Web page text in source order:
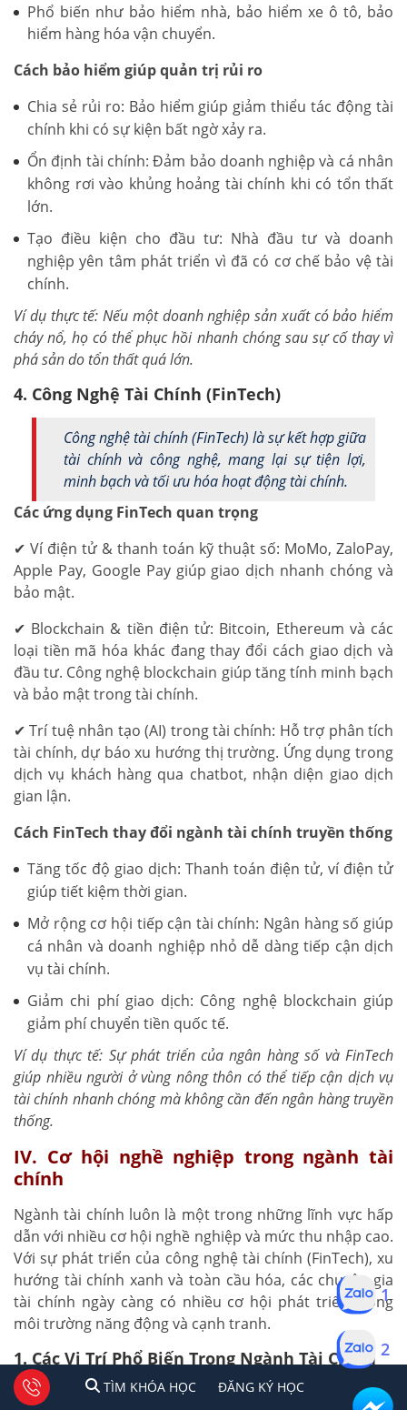
Phổ biến như bảo hiểm nhà, bảo hiểm xe ô tô, bảo
hiểm hàng hóa vận chuyển.
Cách bảo hiểm giúp quản trị rủi ro
Chia sẻ rủi ro: Bảo hiểm giúp giảm thiểu tác động tài
chính khi có sự kiện bất ngờ xảy ra.
Ổn định tài chính: Đảm bảo doanh nghiệp và cá nhân
không rơi vào khủng hoảng tài chính khi có tổn thất
lớn.
Tạo điều kiện cho đầu tư: Nhà đầu tư và doanh
nghiệp yên tâm phát triển vì đã có cơ chế bảo vệ tài
chính.
Ví dụ thực tế: Nếu một doanh nghiệp sản xuất có bảo hiểm
cháy nổ, họ có thể phục hồi nhanh chóng sau sự cố thay vì
phá sản do tổn thất quá lớn.
4. Công Nghệ Tài Chính (FinTech)
Công nghệ tài chính (FinTech) là sự kết hợp giữa
tài chính và công nghệ, mang lại sự tiện lợi,
minh bạch và tối ưu hóa hoạt động tài chính.
Các ứng dụng FinTech quan trọng
✔ Ví điện tử & thanh toán kỹ thuật số: MoMo, ZaloPay,
Apple Pay, Google Pay giúp giao dịch nhanh chóng và
bảo mật.
✔ Blockchain & tiền điện tử: Bitcoin, Ethereum và các
loại tiền mã hóa khác đang thay đổi cách giao dịch và
đầu tư. Công nghệ blockchain giúp tăng tính minh bạch
và bảo mật trong tài chính.
✔ Trí tuệ nhân tạo (AI) trong tài chính: Hỗ trợ phân tích
tài chính, dự báo xu hướng thị trường. Ứng dụng trong
dịch vụ khách hàng qua chatbot, nhận diện giao dịch
gian lận.
Cách FinTech thay đổi ngành tài chính truyền thống
Tăng tốc độ giao dịch: Thanh toán điện tử, ví điện tử
giúp tiết kiệm thời gian.
Mở rộng cơ hội tiếp cận tài chính: Ngân hàng số giúp
cá nhân và doanh nghiệp nhỏ dễ dàng tiếp cận dịch
vụ tài chính.
Giảm chi phí giao dịch: Công nghệ blockchain giúp
giảm phí chuyển tiền quốc tế.
Ví dụ thực tế: Sự phát triển của ngân hàng số và FinTech
giúp nhiều người ở vùng nông thôn có thể tiếp cận dịch vụ
tài chính nhanh chóng mà không cần đến ngân hàng truyền
thống.
IV. Cơ hội nghề nghiệp trong ngành tài
chính
Ngành tài chính luôn là một trong những lĩnh vực hấp
dẫn với nhiều cơ hội nghề nghiệp và mức thu nhập cao.
Với sự phát triển của công nghệ tài chính (FinTech), xu
hướng tài chính xanh và toàn cầu hóa, các chuyên gia
tài chính ngày càng có nhiều cơ hội phát triển trong
môi trường năng động và cạnh tranh.
1. Các Vị Trí Phổ Biến Trong Ngành Tài Chính
Ngành tài chính bao gồm nhiều vị trí quan trọng, phù
TÌM KHÓA HỌC ĐĂNG KÍ HỌC
1 2 Tư vấn facebook
TÌM KHÓA HỌC ĐĂNG KÝ HỌC
1
2